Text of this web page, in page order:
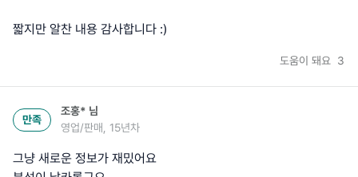
짧지만 알찬 내용 감사합니다 :)
도움이 돼요 3
만족
조홍* 님
영업/판매, 15년차
그냥 새로운 정보가 재밌어요